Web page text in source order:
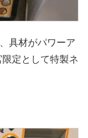
具材がパワーア
定として特製ネ